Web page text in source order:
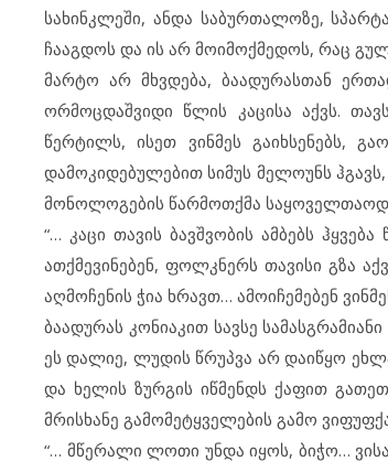
სახინკლეში, ანდა საბურთალოზე,
ჩააგდოს და ის არ მოიმოქმედოს, რაც
მარტო არ მხვდება, ბაადურასთან
ორმოცდაშვიდი წლის კაცისა აქვს.
წერტილს, ისეთ ვინმეს გაიხსენებს,
დამოკიდებულებით სიმუს მელოუნს
მონოლოგების წარმოთქმა საყოველთაოდ
“… კაცი თავის ბავშვობის ამბებს
ათქმევინებენ, ფოლკნერს თავისი გზა
აღმოჩენის ჭია ხრავთ… ამოიჩემებენ
ბაადურას კონიაკით სავსე
ეს დალიე, ლუდის წრუპვა არ დაიწყო
და ხელის ზურგის იწმენდს ქაფით
მრისხანე გამომეტყველების გამო
“… მწერალი ლოთი უნდა იყოს, ბიჭო…